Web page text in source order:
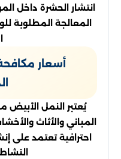
انتشار الحشرة داخل
المعالجة المطلوبة
أسعار
يُعتبر النمل الأبيض
المباني والأثاث
احترافية تعتمد على